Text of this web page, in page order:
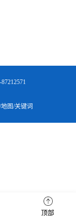
/地图/关键词
顶部